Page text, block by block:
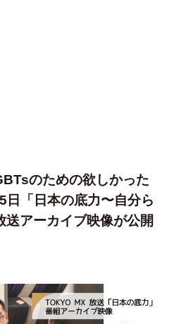
のための欲しかった
日「日本の底力〜自分ら
送アーカイブ映像が公開